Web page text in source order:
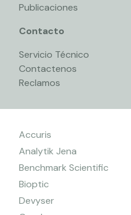
Publicaciones
Contacto
Servicio Técnico
Contactenos
Reclamos
Accuris
Analytik Jena
Benchmark Scientific
Bioptic
Devyser